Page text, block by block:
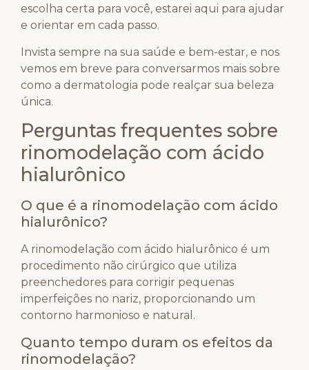
escolha certa para você, estarei aqui para ajudar
e orientar em cada passo.
Invista sempre na sua saúde e bem-estar, e nos
vemos em breve para conversarmos mais sobre
como a dermatologia pode realçar sua beleza
única.
Perguntas frequentes sobre
rinomodelação com ácido
hialurônico
O que é a rinomodelação com ácido
hialurônico?
A rinomodelação com ácido hialurônico é um
procedimento não cirúrgico que utiliza
preenchedores para corrigir pequenas
imperfeições no nariz, proporcionando um
contorno harmonioso e natural.
Quanto tempo duram os efeitos da
rinomodelação?